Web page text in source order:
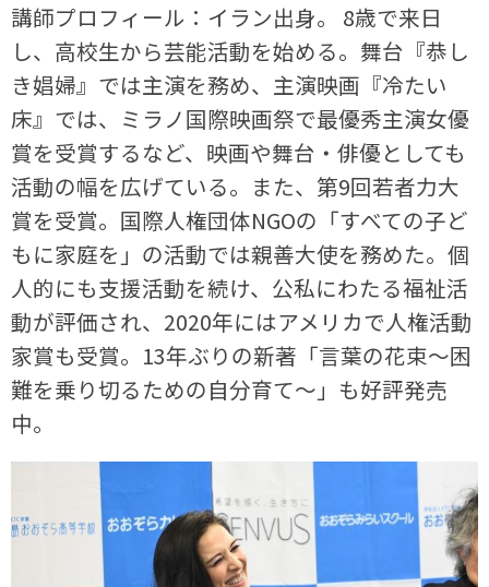
講師プロフィール：イラン出身。 8歳で来日
し、高校生から芸能活動を始める。舞台『恭し
き娼婦』では主演を務め、主演映画『冷たい
床』では、ミラノ国際映画祭で最優秀主演女優
賞を受賞するなど、映画や舞台・俳優としても
活動の幅を広げている。また、第9回若者力大
賞を受賞。国際人権団体NGOの「すべての子ど
もに家庭を」の活動では親善大使を務めた。個
人的にも支援活動を続け、公私にわたる福祉活
動が評価され、2020年にはアメリカで人権活動
家賞も受賞。13年ぶりの新著「言葉の花束～困
難を乗り切るための自分育て～」も好評発売
中。